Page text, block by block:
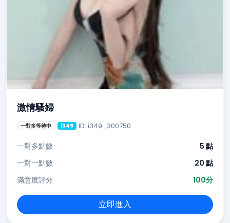
激情騷婦
一對多等待中 i349 ID: i349_300750
一對多點數
5 點
一對一點數
20 點
滿意度評分
100分
立即進入